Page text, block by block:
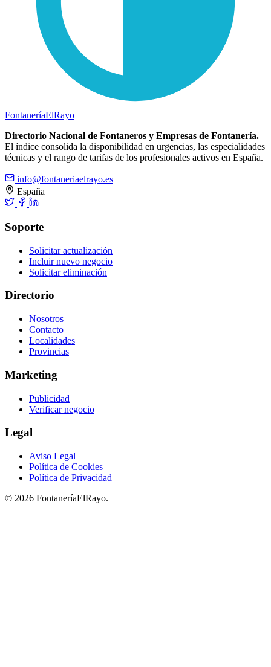
FontaneríaElRayo
Directorio Nacional de Fontaneros y Empresas de Fontanería.
El índice consolida la disponibilidad en urgencias, las especialidades
técnicas y el rango de tarifas de los profesionales activos en España.
info@fontaneriaelrayo.es
España
Soporte
Solicitar actualización
Incluir nuevo negocio
Solicitar eliminación
Directorio
Nosotros
Contacto
Localidades
Provincias
Marketing
Publicidad
Verificar negocio
Legal
Aviso Legal
Política de Cookies
Política de Privacidad
© 2026 FontaneríaElRayo.